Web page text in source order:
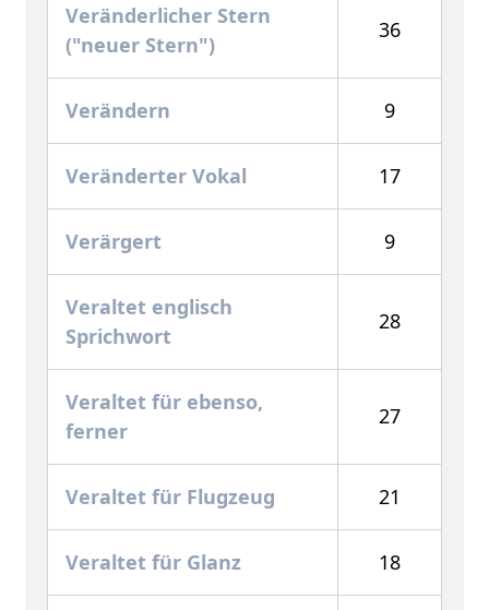
Veränderlicher Stern
("neuer Stern")
36
Verändern 9
Veränderter Vokal 17
Verärgert 9
Veraltet englisch
Sprichwort
28
Veraltet für ebenso,
ferner
27
Veraltet für Flugzeug 21
Veraltet für Glanz 18